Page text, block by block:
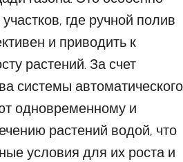
где ручной полив
и приводить к
растений. За счет
системы автоматического
одновременному и
растений водой, что
условия для их роста и